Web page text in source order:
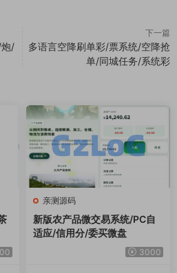
/
下一篇
多语言空降刷单彩/票系统/空降抢
单/同城任务/系统彩
亲测源码
新版农产品微交易系统/PC自
适应/信用分/委买微盘
3000